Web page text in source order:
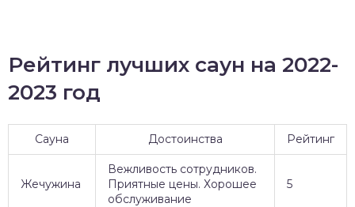
Рейтинг лучших саун на 2022-
2023 год
Сауна Достоинства Рейтинг
Жечужина
Вежливость сотрудников.
Приятные цены. Хорошее
обслуживание
5